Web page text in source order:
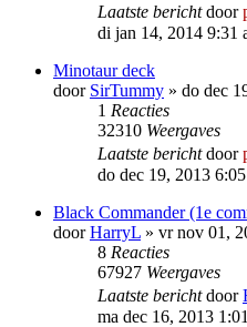
Laatste berichtdoor
di jan 14, 2014 9:31
Minotaur deck
door SirTummy » do dec
1 Reacties
32310 Weergaves
Laatste berichtdoor
do dec 19, 2013
Black Commander (1e
doorHarryL » vr nov 01,
8 Reacties
67927 Weergaves
Laatste berichtdoor
ma dec 16, 2013